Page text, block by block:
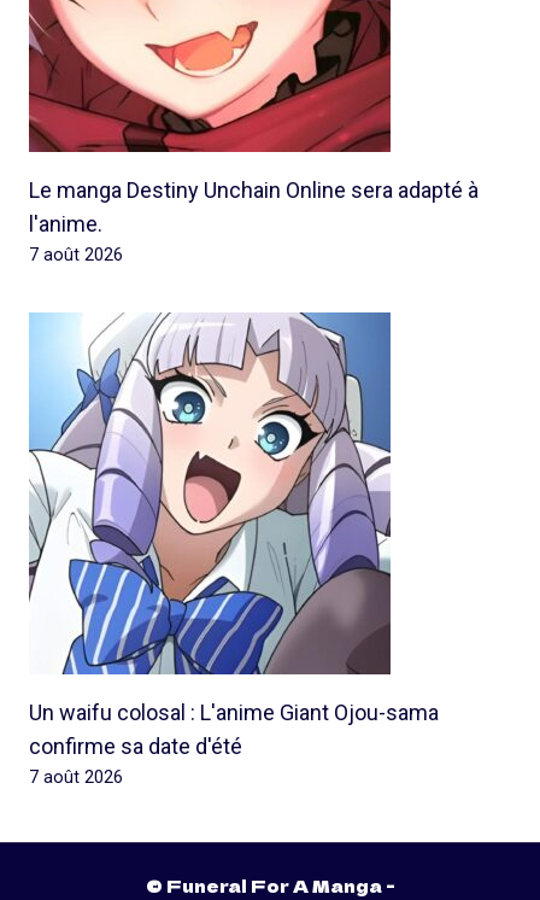
Le manga Destiny Unchain Online sera adapté à
l'anime.
7 août 2026
Un waifu colosal : L'anime Giant Ojou-sama
confirme sa date d'été
7 août 2026
© Funeral For A Manga -